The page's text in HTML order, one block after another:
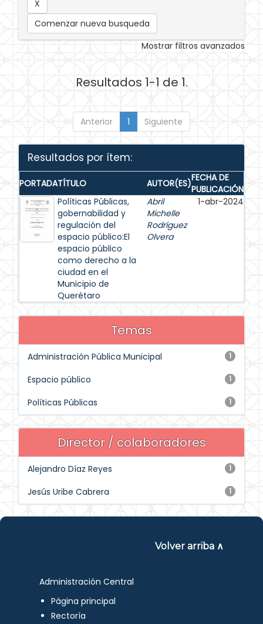
Comenzar nueva busqueda
Mostrar filtros avanzados
Resultados 1-1 de 1.
Anterior 1 Siguiente
Resultados por ítem:
PORTADATÍTULO AUTOR(ES)FECHA DE
PUBLICACIÓN
Políticas Públicas,
gobernabilidad y
regulación del
espacio público:El
espacio público
como derecho a la
ciudad en el
Municipio de
Querétaro
Abril
Michelle
Rodríguez
Olvera
1-abr-2024
Temas
1
Administración Pública Municipal
1
Espacio público
1
Políticas Públicas
Director / colaboradores
1
Alejandro Díaz Reyes
1
Jesús Uribe Cabrera
Volver arriba ∧
Administración Central
Página principal
Rectoría